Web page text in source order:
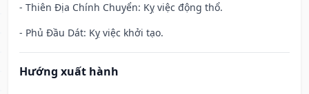
- Thiên Địa Chính Chuyển: Kỵ việc động thổ.
- Phủ Đầu Dát: Kỵ việc khởi tạo.
Hướng xuất hành